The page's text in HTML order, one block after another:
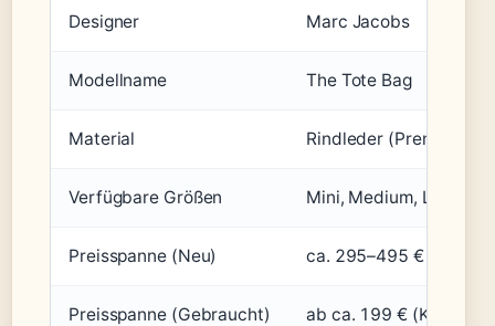
Designer Marc Jacobs
Modellname The Tote Bag
Material Rindleder (Premium)
Verfügbare Größen Mini, Medium, Large
Preisspanne (Neu) ca. 295–495 €
Preisspanne (Gebraucht) ab ca. 199 €